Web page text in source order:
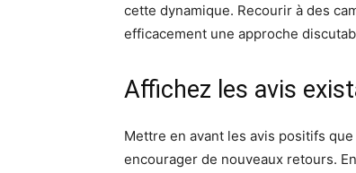
cette dynamique. Recourir à des
efficacement une approche
Affichez les avis
Mettre en avant les avis positifs
encourager de nouveaux retours.